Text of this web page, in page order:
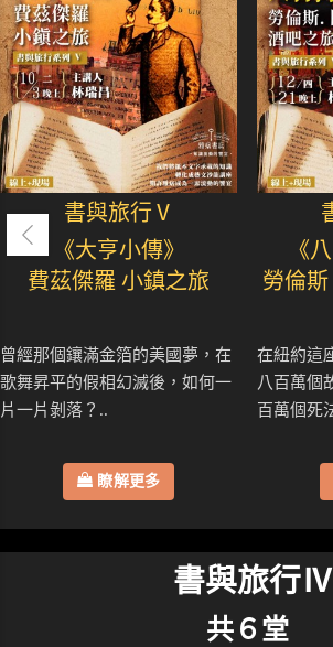
書與旅行Ⅴ
《大亨小傳》
費茲傑羅 小鎮之旅
曾經那個鑲滿金箔的美國夢，在
歌舞昇平的假相幻滅後，如何一
片一片剝落？..
瞭解更多
《
勞倫
在紐約這
八百萬個
百萬個死
書與旅行Ⅳ
共６堂